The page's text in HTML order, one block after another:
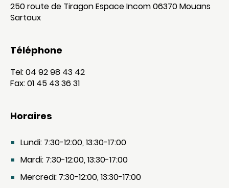
250 route de Tiragon Espace Incom 06370 Mouans
Sartoux
Téléphone
Tel: 04 92 98 43 42
Fax: 01 45 43 36 31
Horaires
Lundi: 7:30-12:00, 13:30-17:00
Mardi: 7:30-12:00, 13:30-17:00
Mercredi: 7:30-12:00, 13:30-17:00